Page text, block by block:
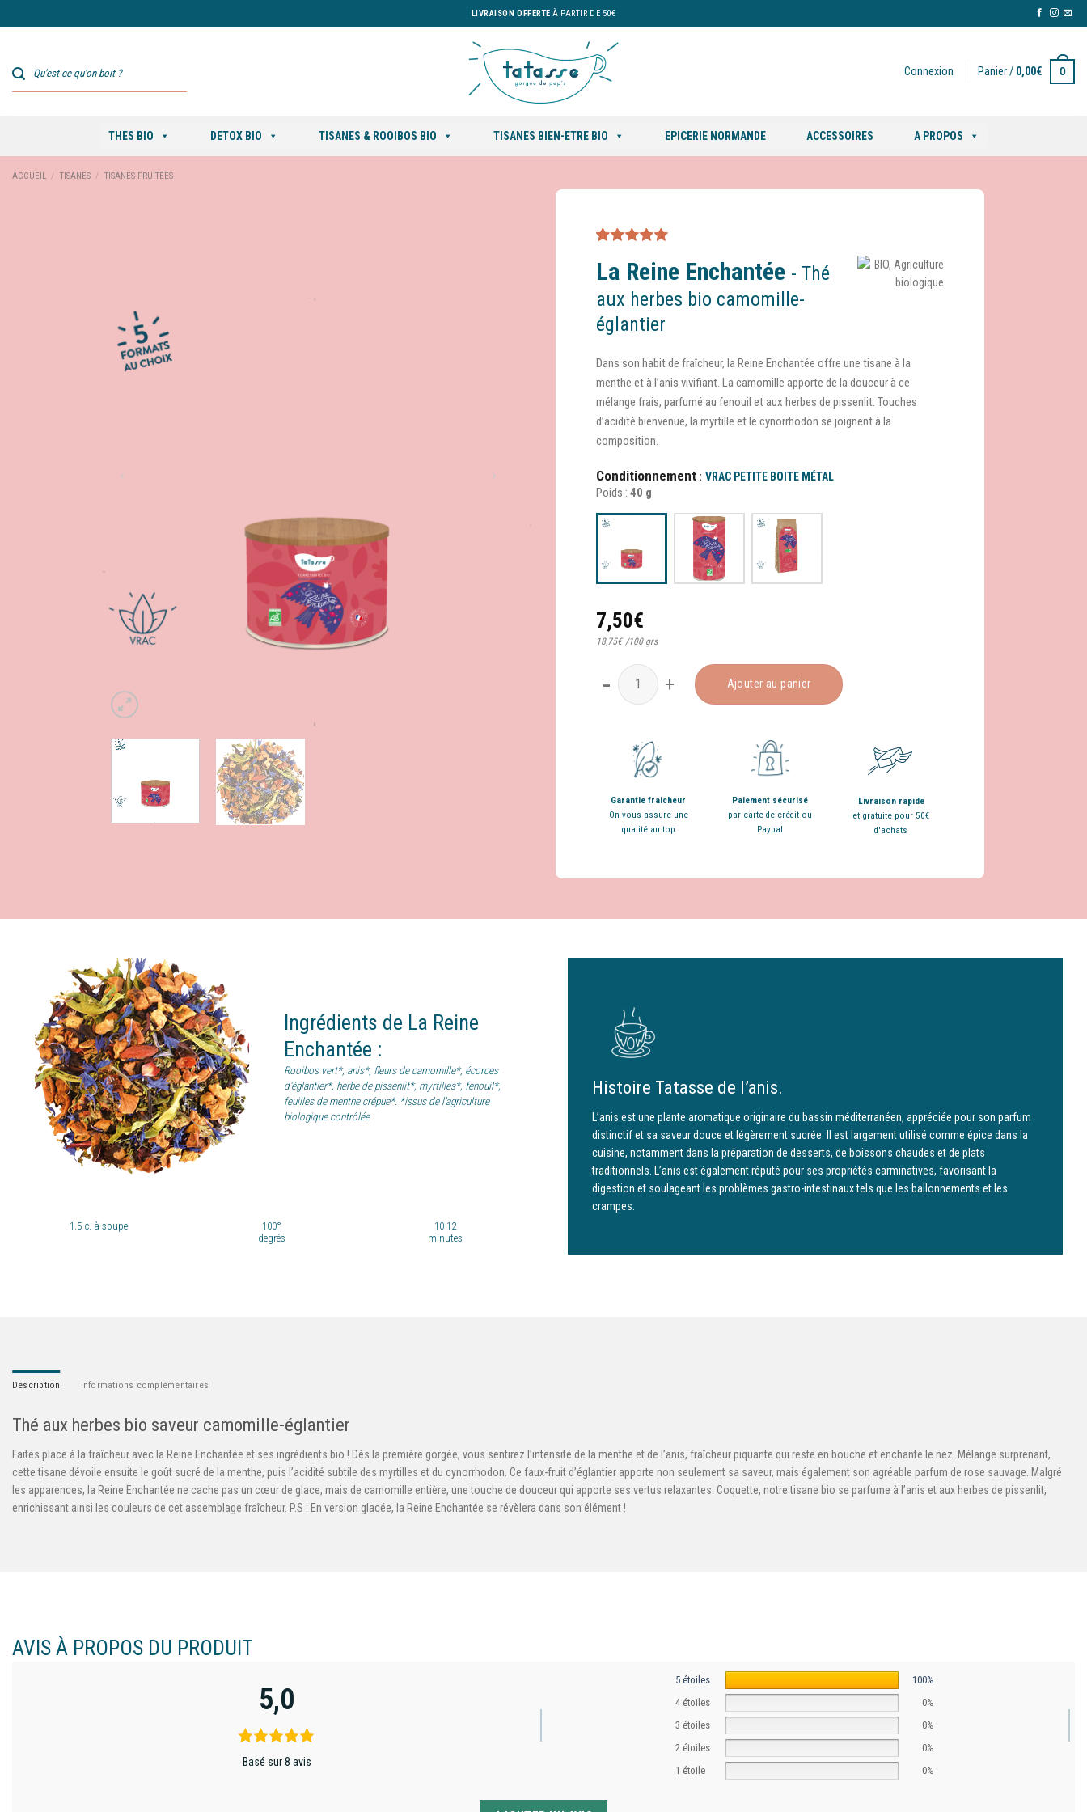
to
LIVRAISON OFFERTE À PARTIR DE 50€
Connexion Panier / 0,00€ 0
THES BIO DETOX BIO TISANES & ROOIBOS BIO TISANES BIEN-ETRE BIO EPICERIE NORMANDE ACCESSOIRES A PROPOS
ACCUEIL / TISANES / TISANES FRUITÉES
5 basé sur
notations
client
La Reine Enchantée - Thé
aux herbes bio camomille-
églantier
Dans son habit de fraîcheur, la Reine Enchantée offre une tisane à la
menthe et à l’anis vivifiant. La camomille apporte de la douceur à ce
mélange frais, parfumé au fenouil et aux herbes de pissenlit. Touches
d’acidité bienvenue, la myrtille et le cynorrhodon se joignent à la
composition.
Conditionnement VRAC PETITE BOITE MÉTAL
Poids : 40 g
7,50€
18,75€ /100 grs
quantité de La Reine Enchantée
Ajouter au panier
Garantie fraicheur
On vous assure une
qualité au top
Paiement sécurisé
par carte de crédit ou
Paypal
Livraison rapide
et gratuite pour 50€
d'achats
Ingrédients de La Reine
Enchantée :
Rooibos vert*, anis*, fleurs de camomille*, écorces
d'églantier*, herbe de pissenlit*, myrtilles*, fenouil*,
feuilles de menthe crépue*. *issus de l'agriculture
biologique contrôlée
1.5 c. à soupe
100°
degrés
10-12
minutes
Histoire Tatasse de l’anis.
L’anis est une plante aromatique originaire du bassin méditerranéen, appréciée pour son parfum
distinctif et sa saveur douce et légèrement sucrée. Il est largement utilisé comme épice dans la
cuisine, notamment dans la préparation de desserts, de boissons chaudes et de plats
traditionnels. L’anis est également réputé pour ses propriétés carminatives, favorisant la
digestion et soulageant les problèmes gastro-intestinaux tels que les ballonnements et les
crampes.
Description Informations complémentaires
Thé aux herbes bio saveur camomille-églantier
Faites place à la fraîcheur avec la Reine Enchantée et ses ingrédients bio ! Dès la première gorgée, vous sentirez l’intensité de la menthe et de l’anis, fraîcheur piquante qui reste en bouche et enchante le nez. Mélange surprenant,
cette tisane dévoile ensuite le goût sucré de la menthe, puis l’acidité subtile des myrtilles et du cynorrhodon. Ce faux-fruit d’églantier apporte non seulement sa saveur, mais également son agréable parfum de rose sauvage. Malgré
les apparences, la Reine Enchantée ne cache pas un cœur de glace, mais de camomille entière, une touche de douceur qui apporte ses vertus relaxantes. Coquette, notre tisane bio se parfume à l’anis et aux herbes de pissenlit,
enrichissant ainsi les couleurs de cet assemblage fraîcheur. P.S : En version glacée, la Reine Enchantée se révèlera dans son élément !
AVIS À PROPOS DU PRODUIT
5,0
Basé sur 8 avis
5 étoiles
100%
4 étoiles
0%
3 étoiles
0%
2 étoiles
0%
1 étoile
0%